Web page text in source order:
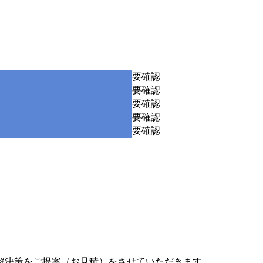
要確認
要確認
要確認
要確認
要確認